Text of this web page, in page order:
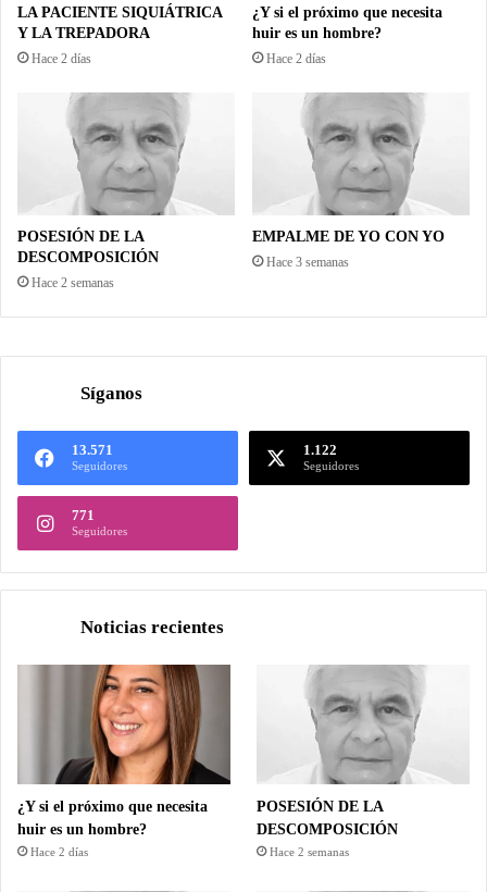
LA PACIENTE SIQUIÁTRICA
Y LA TREPADORA
Hace 2 días
¿Y si el próximo que necesita
huir es un hombre?
Hace 2 días
POSESIÓN DE LA
DESCOMPOSICIÓN
Hace 2 semanas
EMPALME DE YO CON YO
Hace 3 semanas
Síganos
13.571
Seguidores
1.122
Seguidores
771
Seguidores
Noticias recientes
¿Y si el próximo que necesita
huir es un hombre?
Hace 2 días
POSESIÓN DE LA
DESCOMPOSICIÓN
Hace 2 semanas